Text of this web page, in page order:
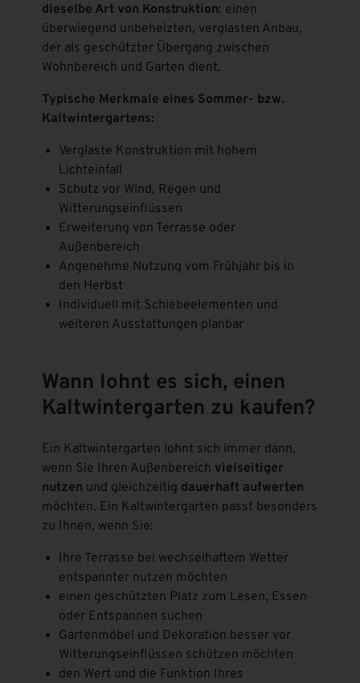
dieselbe Art von Konstruktion: einen
überwiegend unbeheizten, verglasten Anbau,
der als geschützter Übergang zwischen
Wohnbereich und Garten dient.
Typische Merkmale eines Sommer- bzw.
Kaltwintergartens:
Verglaste Konstruktion mit hohem
Lichteinfall
Schutz vor Wind, Regen und
Witterungseinflüssen
Erweiterung von Terrasse oder
Außenbereich
Angenehme Nutzung vom Frühjahr bis in
den Herbst
Individuell mit Schiebeelementen und
weiteren Ausstattungen planbar
Wann lohnt es sich, einen
Kaltwintergarten zu kaufen?
Ein Kaltwintergarten lohnt sich immer dann,
wenn Sie Ihren Außenbereich vielseitiger
nutzen und gleichzeitig dauerhaft aufwerten
möchten. Ein Kaltwintergarten passt besonders
zu Ihnen, wenn Sie:
Ihre Terrasse bei wechselhaftem Wetter
entspannter nutzen möchten
einen geschützten Platz zum Lesen, Essen
oder Entspannen suchen
Gartenmöbel und Dekoration besser vor
Witterungseinflüssen schützen möchten
den Wert und die Funktion Ihres